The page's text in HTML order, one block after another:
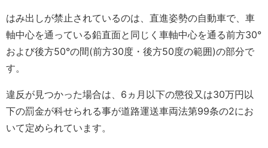
はみ出しが禁止されているのは、直進姿勢の自動車で、車
軸中心を通っている鉛直面と同じく車軸中心を通る前方30°
および後方50°の間(前方30度・後方50度の範囲)の部分で
す。
違反が見つかった場合は、6ヵ月以下の懲役又は30万円以
下の罰金が科せられる事が道路運送車両法第99条の2にお
いて定められています。